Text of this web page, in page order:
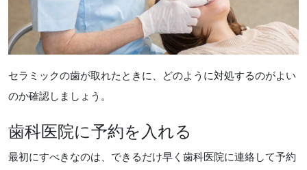
セラミックの歯が取れたときに、どのように対処するのがよい
のか確認しましょう。
歯科医院に予約を入れる
最初にすべきなのは、できるだけ早く歯科医院に連絡して予約